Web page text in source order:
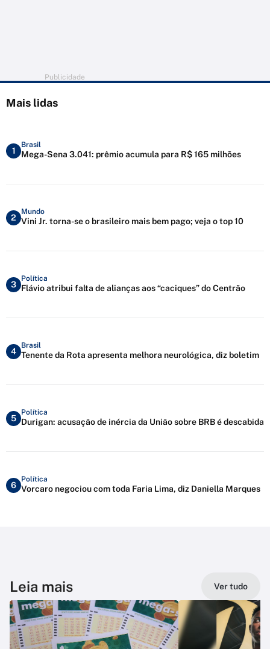
Publicidade
Mais lidas
1
Brasil
Mega-Sena 3.041: prêmio acumula para R$ 165 milhões
2
Mundo
Vini Jr. torna-se o brasileiro mais bem pago; veja o top 10
3
Política
Flávio atribui falta de alianças aos “caciques” do Centrão
4
Brasil
Tenente da Rota apresenta melhora neurológica, diz boletim
5
Política
Durigan: acusação de inércia da União sobre BRB é descabida
6
Política
Vorcaro negociou com toda Faria Lima, diz Daniella Marques
Leia mais Ver tudo